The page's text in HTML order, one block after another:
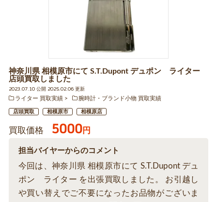
神奈川県 相模原市にて S.T.Dupont デュポン ライター
店頭買取しました
2023.07.10 公開 2025.02.06 更新
ライター 買取実績
腕時計・ブランド小物 買取実績
店頭買取 相模原市 相模原店
買取価格 5000円
担当バイヤーからのコメント
今回は、神奈川県 相模原市にて S.T.Dupont デュ
ポン ライター を出張買取しました。 お引越し
や買い替えでご不要になったお品物がございま